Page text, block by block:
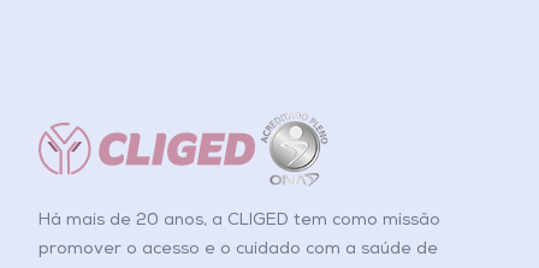
Há mais de 20 anos, a CLIGED tem como missão
promover o acesso e o cuidado com a saúde de